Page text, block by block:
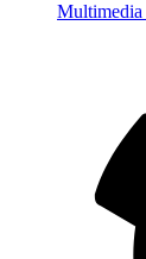
Multimedia